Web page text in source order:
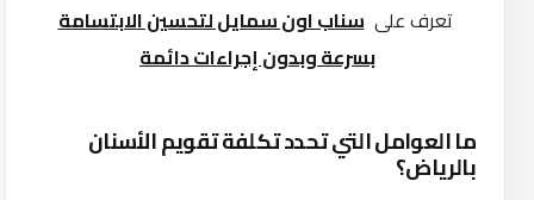
تعرف على سناب اون سمايل لتحسين الابتسامة
بسرعة وبدون إجراءات دائمة
ما العوامل التي تحدد تكلفة تقويم الأسنان
بالرياض؟